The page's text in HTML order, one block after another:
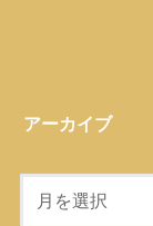
アーカイブ